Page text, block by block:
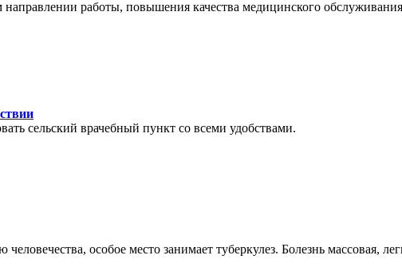
работы, повышения качества медицинского
сельский врачебный пункт со всеми удобствами.
особое место занимает туберкулез. Болезнь массовая,